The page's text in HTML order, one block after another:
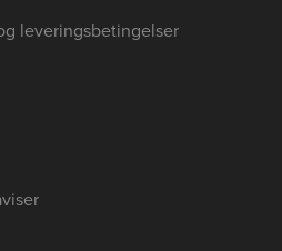
leveringsbetingelser